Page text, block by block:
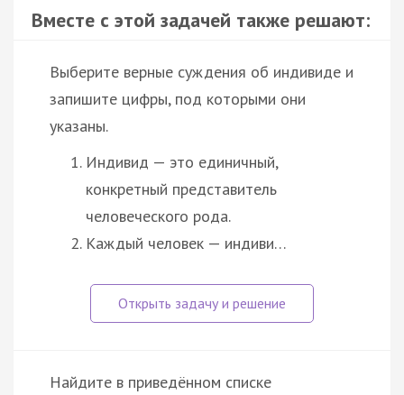
Вместе с этой задачей также решают:
Выберите верные суждения об индивиде и
запишите цифры, под которыми они
указаны.
Индивид — это единичный,
конкретный представитель
человеческого рода.
Каждый человек — индиви…
Найдите в приведённом списке